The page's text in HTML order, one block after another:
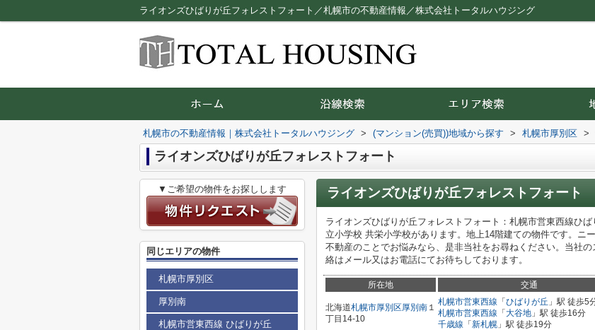
ライオンズひばりが丘フォレストフォート／札幌市の不動産情報／株式会社トータルハウジング
札幌市の不動産情報｜株式会社トータルハウジング > (マンション(売買))地域から探す > 札幌市厚別区 >
ライオンズひばりが丘フォレストフォート
ライオンズひばりが丘フォレストフォート
ライオンズひばりが丘フォレストフォート：札幌市営東西線ひ
立小学校 共栄小学校があります。地上14階建ての物件です。ニ
不動産のことでお悩みなら、是非当社をお尋ねください。当社
絡はメール又はお電話にてお待ちしております。
所在地 交通
北海道札幌市厚別区厚別南 １
丁目14-10
札幌市営東西線 「 ひばりが丘 」駅 徒歩5
札幌市営東西線 「 大谷地 」駅 徒歩16分
千歳線 「 新札幌 」駅 徒歩19分
▼ご希望の物件をお探しします
同じエリアの物件
札幌市厚別区
厚別南
札幌市営東西線 ひばりが丘